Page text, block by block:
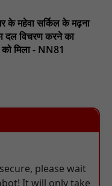
के महेवा सर्किल के मढ़ना
दल विचरण करने का
मिला - NN81